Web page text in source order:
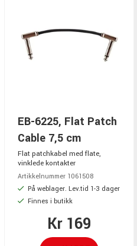
EB-6225, Flat Patch
Cable 7,5 cm
Flat patchkabel med flate,
vinklede kontakter
Artikkelnummer 1061508
På weblager. Lev.tid 1-3 dager
Finnes i butikk
Kr 169